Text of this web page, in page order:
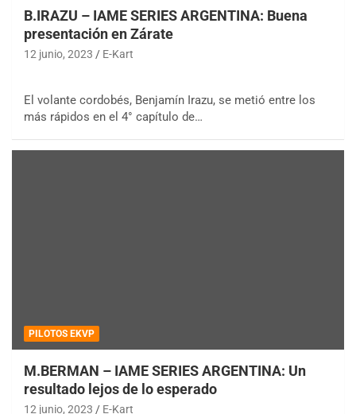
B.IRAZU – IAME SERIES ARGENTINA: Buena
presentación en Zárate
12 junio, 2023 E-Kart
El volante cordobés, Benjamín Irazu, se metió entre los
más rápidos en el 4° capítulo de…
PILOTOS EKVP
M.BERMAN – IAME SERIES ARGENTINA: Un
resultado lejos de lo esperado
12 junio, 2023 E-Kart